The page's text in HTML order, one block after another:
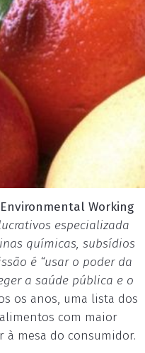
Environmental Working
especializada
químicas, subsídios
é “usar o poder da
a saúde pública e o
os anos, uma lista dos
com maior
à mesa do consumidor.